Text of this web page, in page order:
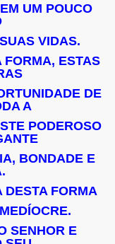
UM POUCO
VIDAS.
FORMA, ESTAS
DE
A
PODEROSO
BONDADE E
DESTA FORMA
SENHOR E